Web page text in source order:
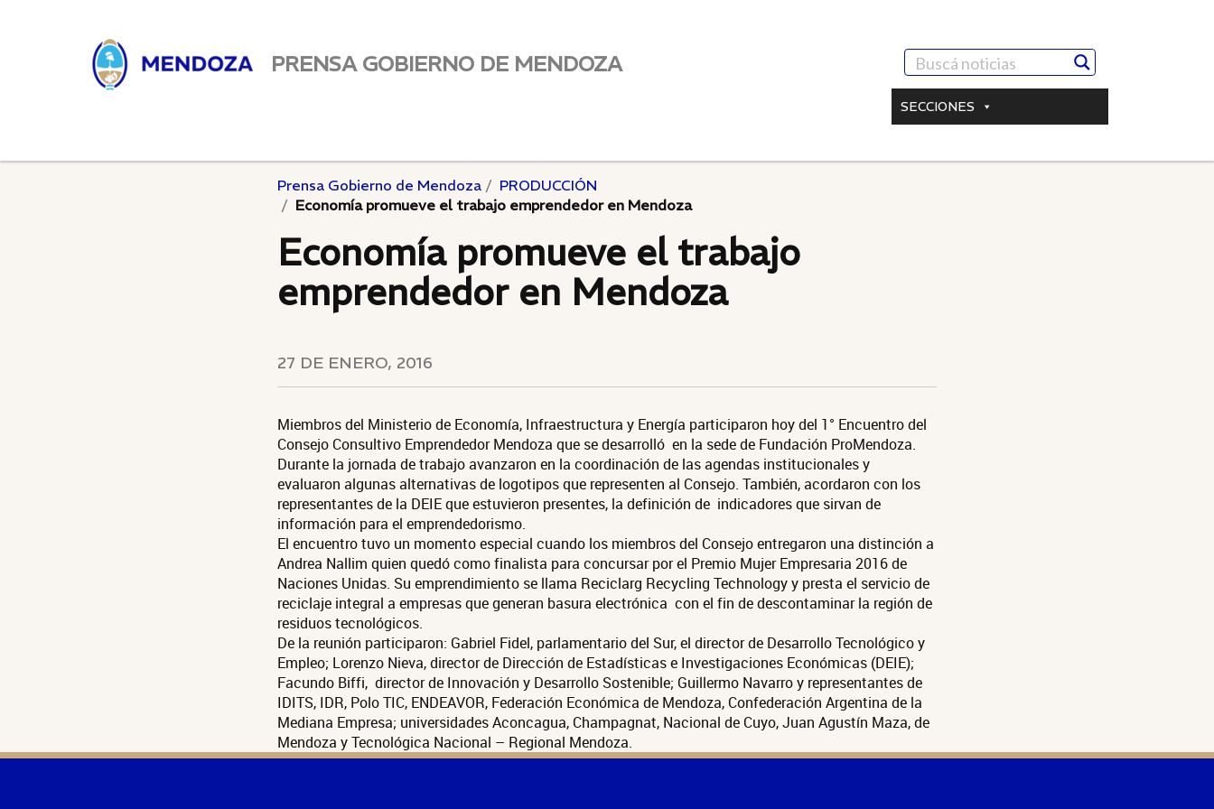
PRENSA GOBIERNO DE MENDOZA
SECCIONES
Prensa Gobierno de Mendoza
PRODUCCIÓN
Economía promueve el trabajo emprendedor en Mendoza
Economía promueve el trabajo
emprendedor en Mendoza
27 DE ENERO, 2016
Miembros del Ministerio de Economía, Infraestructura y Energía participaron hoy del 1° Encuentro del
Consejo Consultivo Emprendedor Mendoza que se desarrolló en la sede de Fundación ProMendoza.
Durante la jornada de trabajo avanzaron en la coordinación de las agendas institucionales y
evaluaron algunas alternativas de logotipos que representen al Consejo. También, acordaron con los
representantes de la DEIE que estuvieron presentes, la definición de indicadores que sirvan de
información para el emprendedorismo.
El encuentro tuvo un momento especial cuando los miembros del Consejo entregaron una distinción a
Andrea Nallim quien quedó como finalista para concursar por el Premio Mujer Empresaria 2016 de
Naciones Unidas. Su emprendimiento se llama Reciclarg Recycling Technology y presta el servicio de
reciclaje integral a empresas que generan basura electrónica con el fin de descontaminar la región de
residuos tecnológicos.
De la reunión participaron: Gabriel Fidel, parlamentario del Sur, el director de Desarrollo Tecnológico y
Empleo; Lorenzo Nieva, director de Dirección de Estadísticas e Investigaciones Económicas (DEIE);
Facundo Biffi, director de Innovación y Desarrollo Sostenible; Guillermo Navarro y representantes de
IDITS, IDR, Polo TIC, ENDEAVOR, Federación Económica de Mendoza, Confederación Argentina de la
Mediana Empresa; universidades Aconcagua, Champagnat, Nacional de Cuyo, Juan Agustín Maza, de
Mendoza y Tecnológica Nacional – Regional Mendoza.